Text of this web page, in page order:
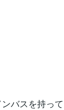
バスを持って